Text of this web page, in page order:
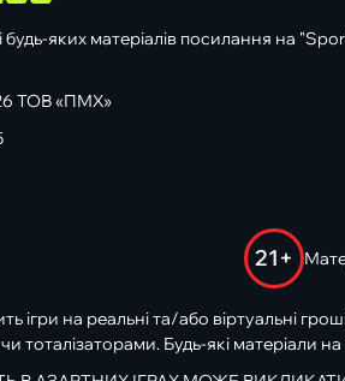
яких матеріалів посилання на
ТОВ «ПМХ»
21+
на реальні та/або віртуальні
тоталізаторами. Будь-які матеріали